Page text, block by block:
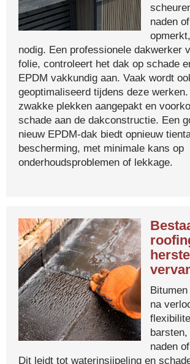
naden
nodig. Een professionele dakwerker
folie, controleert het dak op schade
EPDM vakkundig aan. Vaak wordt
geoptimaliseerd tijdens deze
zwakke plekken aangepakt en
schade aan de dakconstructie. Een
nieuw EPDM-dak biedt opnieuw
bescherming, met minimale kans op
onderhoudsproblemen of lekkage.
na
naden
Dit leidt tot waterinsijpeling en